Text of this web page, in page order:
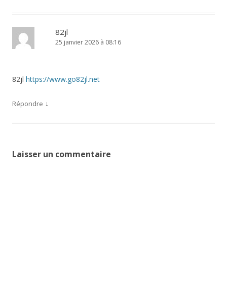
82jl
25 janvier 2026 à 08:16
82jl https://www.go82jl.net
Répondre ↓
Laisser un commentaire